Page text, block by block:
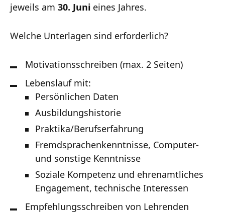
jeweils am 30. Juni eines Jahres.
Welche Unterlagen sind erforderlich?
Motivationsschreiben (max. 2 Seiten)
Lebenslauf mit:
Persönlichen Daten
Ausbildungshistorie
Praktika/Berufserfahrung
Fremdsprachenkenntnisse, Computer-
und sonstige Kenntnisse
Soziale Kompetenz und ehrenamtliches
Engagement, technische Interessen
Empfehlungsschreiben von Lehrenden